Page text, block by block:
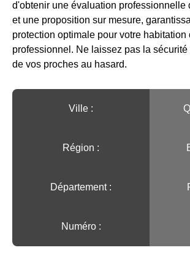
d'obtenir une évaluation professionnelle
et une proposition sur mesure,
protection optimale pour votre habitation
professionnel. Ne laissez pas la
de vos proches au hasard.
Ville :️
Région :️
Département :
Numéro :